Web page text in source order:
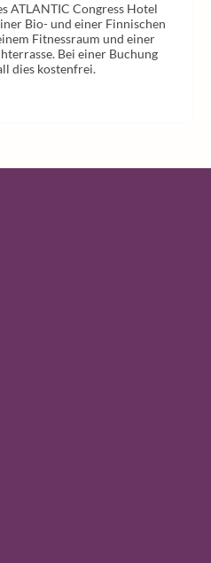
ATLANTIC Congress Hotel
Bio- und einer Finnischen
Fitnessraum und einer
Bei einer Buchung
dies kostenfrei.